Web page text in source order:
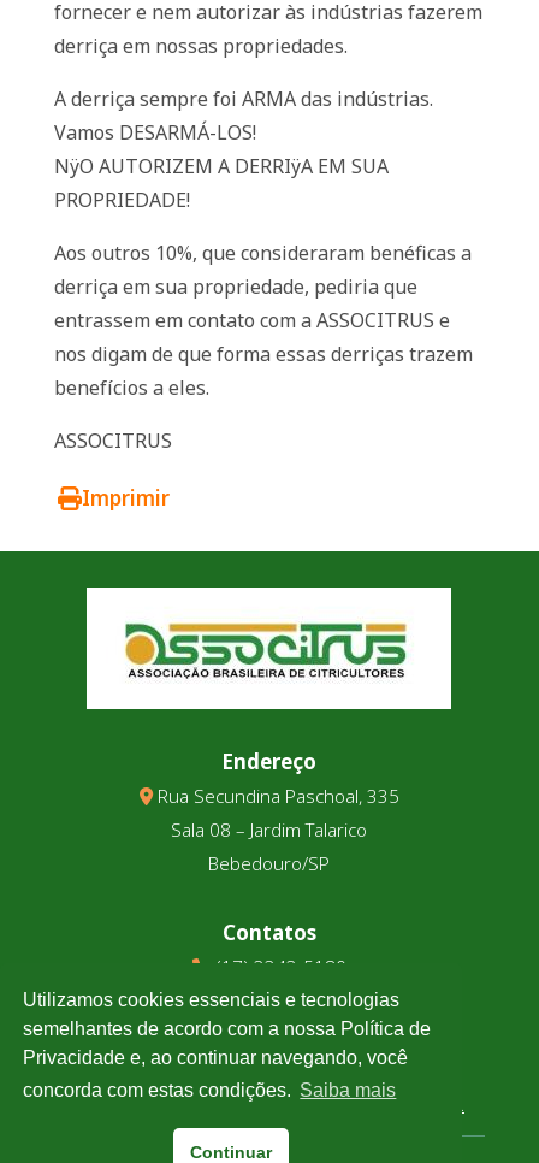
fornecer e nem autorizar às indústrias fazerem
derriça em nossas propriedades.
A derriça sempre foi ARMA das indústrias.
Vamos DESARMÁ-LOS!
NÿO AUTORIZEM A DERRIÿA EM SUA
PROPRIEDADE!
Aos outros 10%, que consideraram benéficas a
derriça em sua propriedade, pediria que
entrassem em contato com a ASSOCITRUS e
nos digam de que forma essas derriças trazem
benefícios a eles.
ASSOCITRUS
Imprimir
Endereço
Rua Secundina Paschoal, 335
Sala 08 – Jardim Talarico
Bebedouro/SP
Contatos
(17) 3343-5180
(17) 99123-9831
Cotação
Clique e confira a cotação de todas as moedas.
Utilizamos cookies essenciais e tecnologias
semelhantes de acordo com a nossa Política de
Privacidade e, ao continuar navegando, você
concorda com estas condições. Saiba mais
Continuar